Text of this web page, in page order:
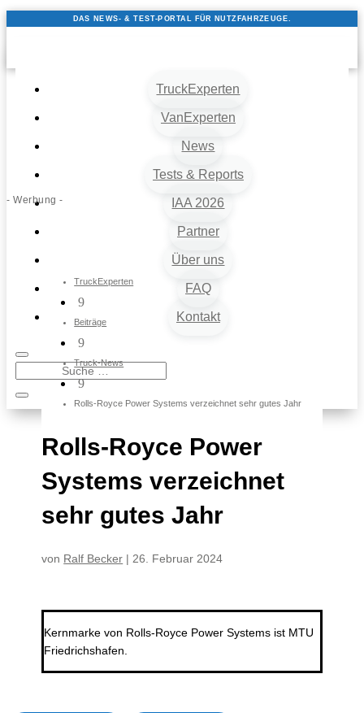
DAS NEWS- & TEST-PORTAL FÜR NUTZFAHRZEUGE.
TruckExperten
VanExperten
News
Tests & Reports
IAA 2026
Partner
Über uns
FAQ
Kontakt
- Werbung -
TruckExperten
9
Beiträge
9
Truck-News
9
Rolls-Royce Power Systems verzeichnet sehr gutes Jahr
Rolls-Royce Power
Systems verzeichnet
sehr gutes Jahr
von Ralf Becker | 26. Februar 2024
Kernmarke von Rolls-Royce Power Systems ist MTU
Friedrichshafen.